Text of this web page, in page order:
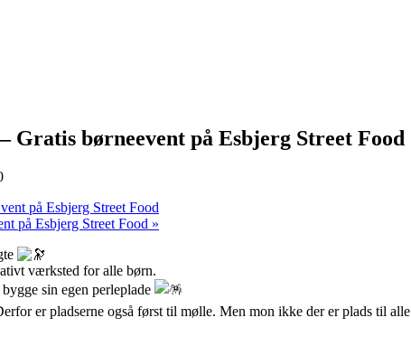
Gratis børneevent på Esbjerg Street Food
på Esbjerg Street Food
på Esbjerg Street Food »
værksted for alle børn.
sin egen perleplade
er pladserne også først til mølle. Men mon ikke der er plads til alle